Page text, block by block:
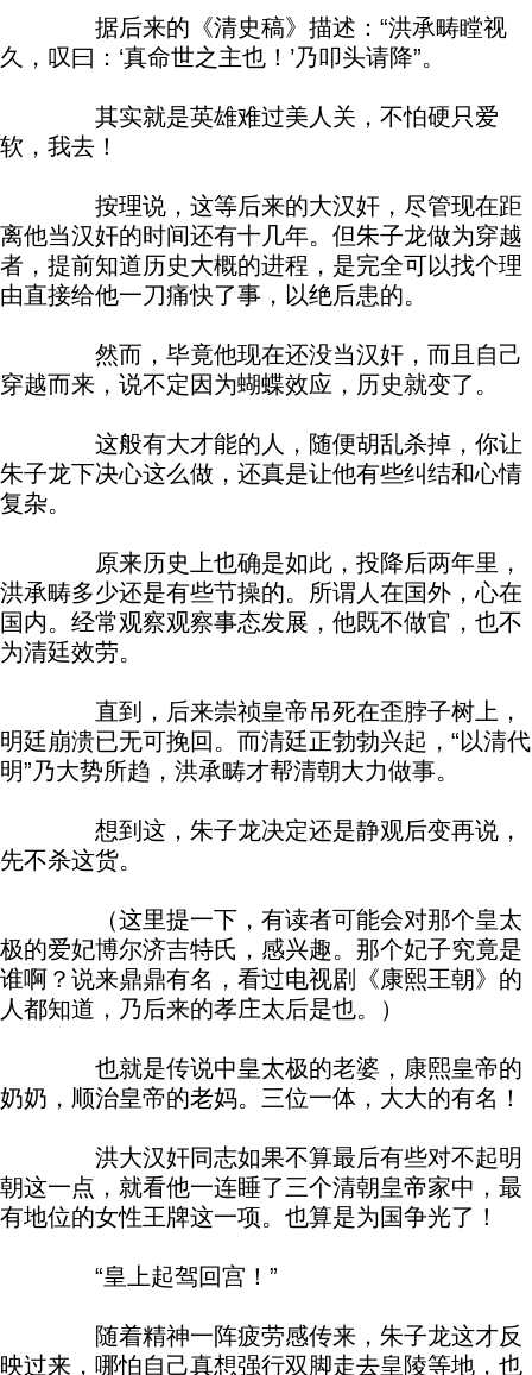
据后来的《清史稿》描述：“洪承畴瞠视
久，叹曰：‘真命世之主也！’乃叩头请降”。
其实就是英雄难过美人关，不怕硬只爱
软，我去！
按理说，这等后来的大汉奸，尽管现在距
离他当汉奸的时间还有十几年。但朱子龙做为穿越
者，提前知道历史大概的进程，是完全可以找个理
由直接给他一刀痛快了事，以绝后患的。
然而，毕竟他现在还没当汉奸，而且自己
穿越而来，说不定因为蝴蝶效应，历史就变了。
这般有大才能的人，随便胡乱杀掉，你让
朱子龙下决心这么做，还真是让他有些纠结和心情
复杂。
原来历史上也确是如此，投降后两年里，
洪承畴多少还是有些节操的。所谓人在国外，心在
国内。经常观察观察事态发展，他既不做官，也不
为清廷效劳。
直到，后来崇祯皇帝吊死在歪脖子树上，
明廷崩溃已无可挽回。而清廷正勃勃兴起，“以清代
明”乃大势所趋，洪承畴才帮清朝大力做事。
想到这，朱子龙决定还是静观后变再说，
先不杀这货。
（这里提一下，有读者可能会对那个皇太
极的爱妃博尔济吉特氏，感兴趣。那个妃子究竟是
谁啊？说来鼎鼎有名，看过电视剧《康熙王朝》的
人都知道，乃后来的孝庄太后是也。）
也就是传说中皇太极的老婆，康熙皇帝的
奶奶，顺治皇帝的老妈。三位一体，大大的有名！
洪大汉奸同志如果不算最后有些对不起明
朝这一点，就看他一连睡了三个清朝皇帝家中，最
有地位的女性王牌这一项。也算是为国争光了！
“皇上起驾回宫！”
随着精神一阵疲劳感传来，朱子龙这才反
映过来，哪怕自己真想强行双脚走去皇陵等地，也